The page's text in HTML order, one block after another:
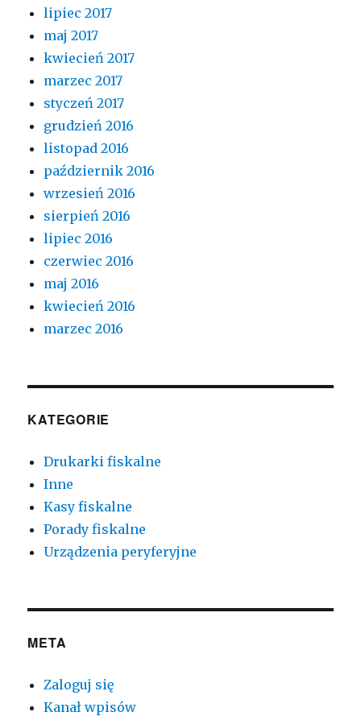
lipiec 2017
maj 2017
kwiecień 2017
marzec 2017
styczeń 2017
grudzień 2016
listopad 2016
październik 2016
wrzesień 2016
sierpień 2016
lipiec 2016
czerwiec 2016
maj 2016
kwiecień 2016
marzec 2016
KATEGORIE
Drukarki fiskalne
Inne
Kasy fiskalne
Porady fiskalne
Urządzenia peryferyjne
META
Zaloguj się
Kanał wpisów